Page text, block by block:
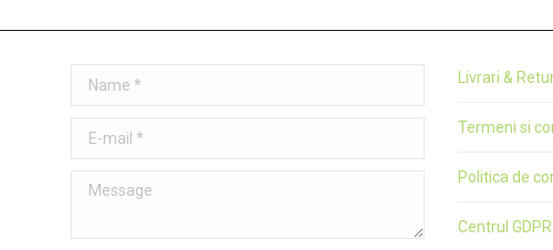
Name *
E-mail *
Message
Livrari &
Termeni si
Politica de
Centrul GDPR